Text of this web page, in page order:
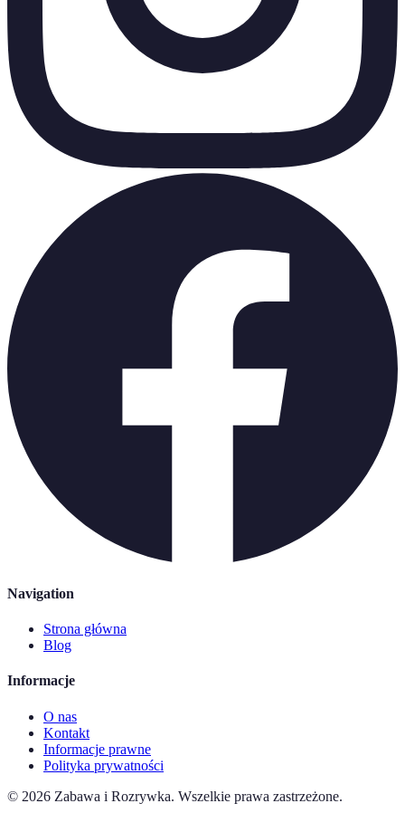
Navigation
Strona główna
Blog
Informacje
O nas
Kontakt
Informacje prawne
Polityka prywatności
© 2026 Zabawa i Rozrywka. Wszelkie prawa zastrzeżone.